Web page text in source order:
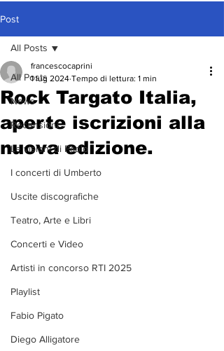
Post
All Posts
News
Recensioni
Le visioni di Paolo
I concerti di Umberto
Uscite discografiche
Teatro, Arte e Libri
Concerti e Video
Artisti in concorso RTI 2025
Playlist
Fabio Pigato
Diego Alligatore
All Posts
Rock Targato Italia,
aperte iscrizioni alla
nuova edizione.
francescocaprini
1 lug 2024 Tempo di lettura: 1 min